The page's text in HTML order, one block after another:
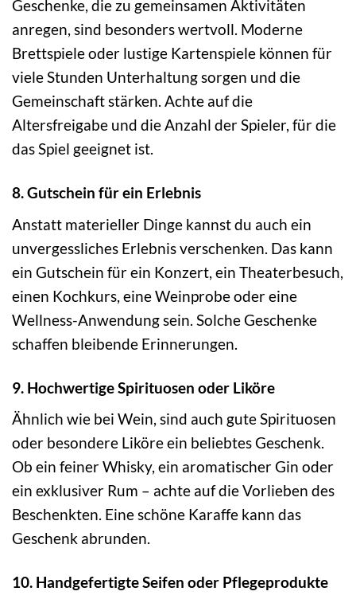
Geschenke, die zu gemeinsamen Aktivitäten
anregen, sind besonders wertvoll. Moderne
Brettspiele oder lustige Kartenspiele können für
viele Stunden Unterhaltung sorgen und die
Gemeinschaft stärken. Achte auf die
Altersfreigabe und die Anzahl der Spieler, für die
das Spiel geeignet ist.
8. Gutschein für ein Erlebnis
Anstatt materieller Dinge kannst du auch ein
unvergessliches Erlebnis verschenken. Das kann
ein Gutschein für ein Konzert, ein Theaterbesuch,
einen Kochkurs, eine Weinprobe oder eine
Wellness-Anwendung sein. Solche Geschenke
schaffen bleibende Erinnerungen.
9. Hochwertige Spirituosen oder Liköre
Ähnlich wie bei Wein, sind auch gute Spirituosen
oder besondere Liköre ein beliebtes Geschenk.
Ob ein feiner Whisky, ein aromatischer Gin oder
ein exklusiver Rum – achte auf die Vorlieben des
Beschenkten. Eine schöne Karaffe kann das
Geschenk abrunden.
10. Handgefertigte Seifen oder Pflegeprodukte